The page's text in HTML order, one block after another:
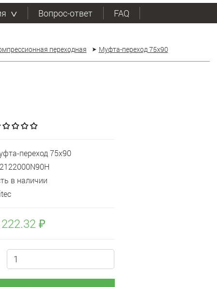
Вопрос-ответ FAQ
переходная Муфта-переход 75x90
переход 75x90
в наличии
₽